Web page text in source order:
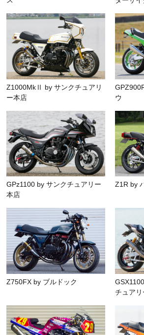
Z1000MkⅡ by サンクチュアリ
ー本店
ウ
GPz1100 by サンクチュアリー
本店
Z1R by
Z750FX by ブルドック
チュア